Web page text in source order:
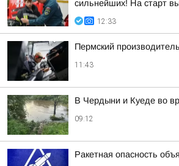
сильнейших! На старт
12:33
Пермский
11:43
В Чердыни и Куеде во
09:12
Ракетная опасность